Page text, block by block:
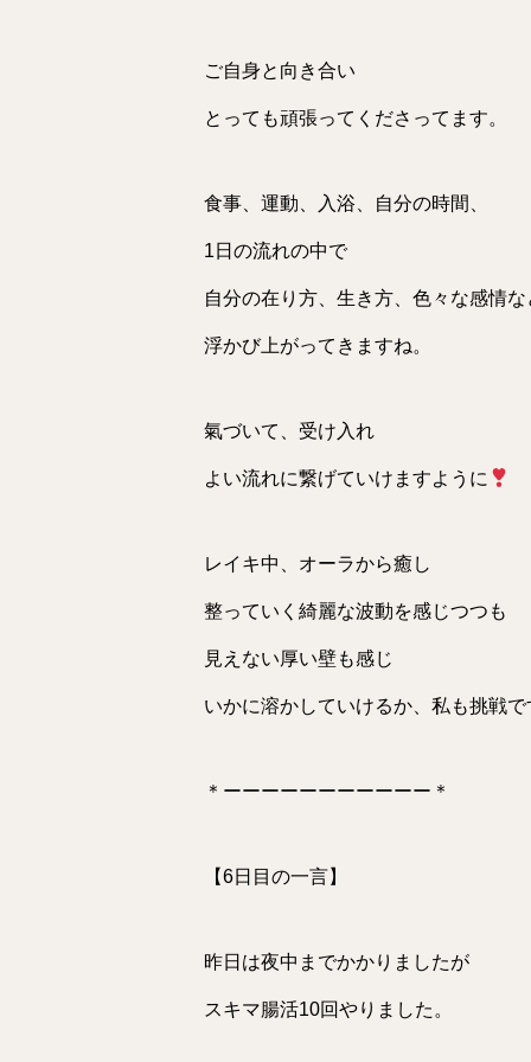
ご自身と向き合い
とっても頑張ってくださってます。
食事、運動、入浴、自分の時間、
1日の流れの中で
自分の在り方、生き方、色々な感情な
浮かび上がってきますね。
氣づいて、受け入れ
よい流れに繋げていけますように
レイキ中、オーラから癒し
整っていく綺麗な波動を感じつつも
見えない厚い壁も感じ
いかに溶かしていけるか、私も挑戦で
＊ーーーーーーーーーーー＊
【6日目の一言】
昨日は夜中までかかりましたが
スキマ腸活10回やりました。